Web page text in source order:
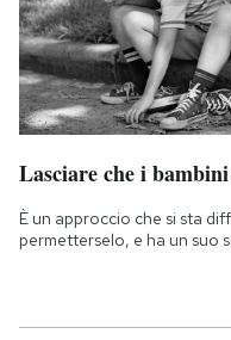
Lasciare che i
È un approccio che si sta
permetterselo, e ha un suo